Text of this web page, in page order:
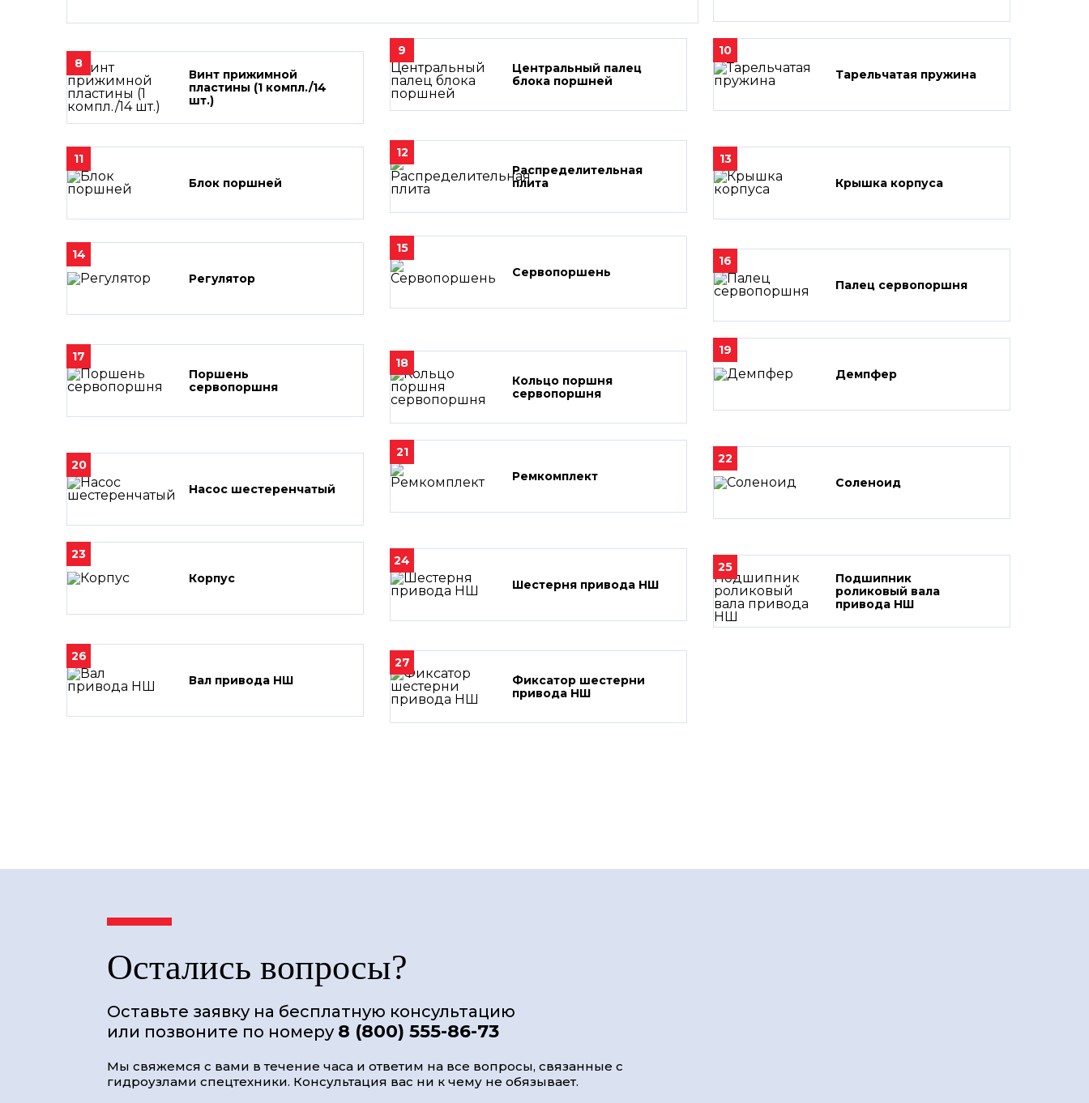
8
Винт прижимной
пластины (1 компл./14
шт.)
9
Центральный палец
блока поршней
10
Тарельчатая пружина
11
Блок поршней
12
Распределительная
плита
13
Крышка корпуса
14
Регулятор
15
Сервопоршень
16
Палец сервопоршня
17
Поршень
сервопоршня
18
Кольцо поршня
сервопоршня
19
Демпфер
20
Насос шестеренчатый
21
Ремкомплект
22
Соленоид
23
Корпус
24
Шестерня привода НШ
25
Подшипник
роликовый вала
привода НШ
26
Вал привода НШ
27
Фиксатор шестерни
привода НШ
Остались вопросы?
Оставьте заявку на бесплатную консультацию
или позвоните по номеру 8 (800) 555-86-73
Мы свяжемся с вами в течение часа и ответим на все вопросы, связанные с
гидроузлами спецтехники. Консультация вас ни к чему не обязывает.